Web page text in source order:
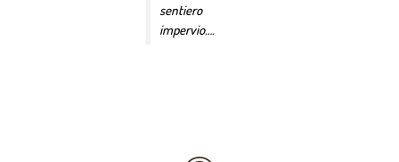
sentiero
impervio….